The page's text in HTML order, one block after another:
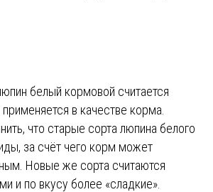
белый кормовой считается
в качестве корма.
что старые сорта люпина белого
за счёт чего корм может
Новые же сорта считаются
и по вкусу более «сладкие».